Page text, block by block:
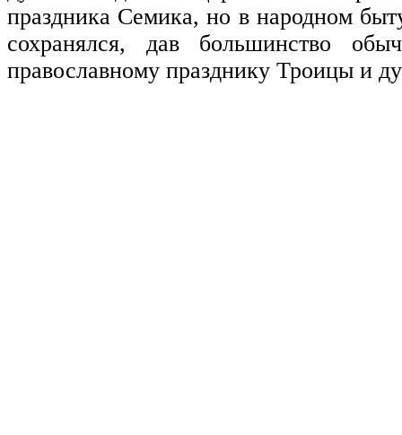
праздника Семика, но в народном
сохранялся, дав большинство
православному празднику Троицы и